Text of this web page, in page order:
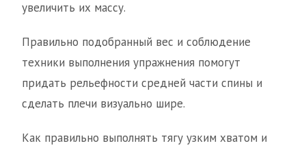
увеличить их массу.
Правильно подобранный вес и соблюдение
техники выполнения упражнения помогут
придать рельефности средней части спины и
сделать плечи визуально шире.
Как правильно выполнять тягу узким хватом и